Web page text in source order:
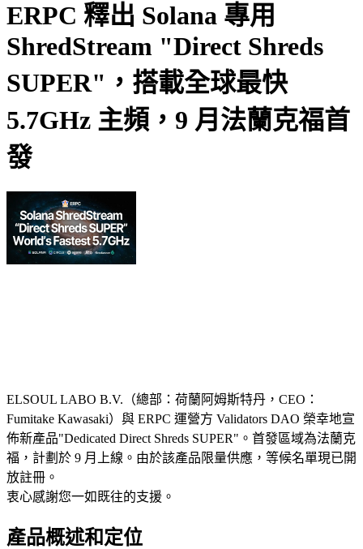
ERPC 釋出 Solana 專用
ShredStream "Direct Shreds
SUPER"，搭載全球最快
5.7GHz 主頻，9 月法蘭克福首
發
ELSOUL LABO B.V.（總部：荷蘭阿姆斯特丹，CEO：
Fumitake Kawasaki）與 ERPC 運營方 Validators DAO 榮幸地宣
佈新產品"Dedicated Direct Shreds SUPER"。首發區域為法蘭克
福，計劃於 9 月上線。由於該產品限量供應，等候名單現已開
放註冊。
衷心感謝您一如既往的支援。
產品概述和定位